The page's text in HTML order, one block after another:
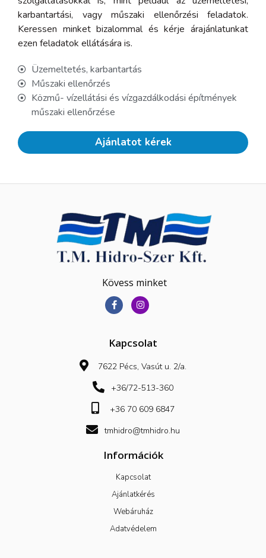
karbantartási, vagy műszaki ellenőrzési feladatok.
Keressen minket bizalommal és kérje árajánlatunkat
ezen feladatok ellátására is.
Üzemeltetés, karbantartás
Műszaki ellenőrzés
Közmű- vízellátási és vízgazdálkodási építmények
műszaki ellenőrzése
Ajánlatot kérek
Kövess minket
Kapcsolat
7622 Pécs, Vasút u. 2/a.
+36/72-513-360
+36 70 609 6847
tmhidro@tmhidro.hu
Információk
Kapcsolat
Ajánlatkérés
Webáruház
Adatvédelem